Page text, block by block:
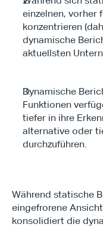
einzelnen, vorher
konzentrieren
dynamische
aktuellsten
Dynamische
Funktionen
tiefer in ihre
alternative oder
durchzuführen.
Während statische
eingefrorene
konsolidiert die